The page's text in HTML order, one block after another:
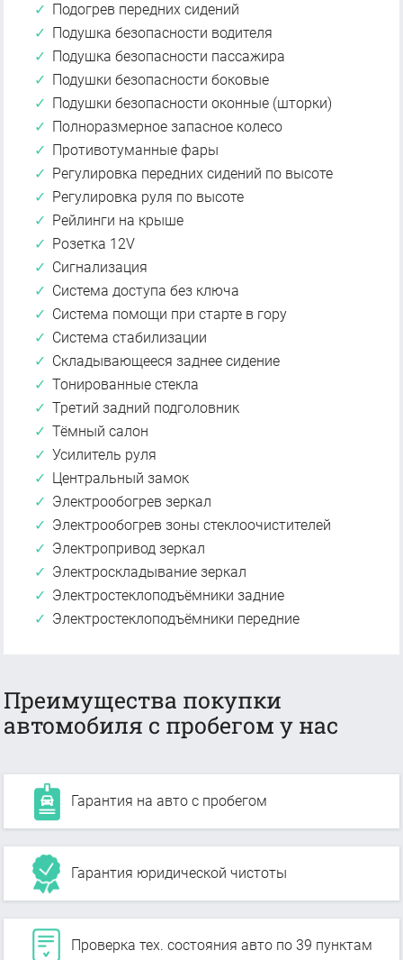
Подогрев передних сидений
Подушка безопасности водителя
Подушка безопасности пассажира
Подушки безопасности боковые
Подушки безопасности оконные (шторки)
Полноразмерное запасное колесо
Противотуманные фары
Регулировка передних сидений по высоте
Регулировка руля по высоте
Рейлинги на крыше
Розетка 12V
Сигнализация
Система доступа без ключа
Система помощи при старте в гору
Система стабилизации
Складывающееся заднее сидение
Тонированные стекла
Третий задний подголовник
Тёмный салон
Усилитель руля
Центральный замок
Электрообогрев зеркал
Электрообогрев зоны стеклоочистителей
Электропривод зеркал
Электроскладывание зеркал
Электростеклоподъёмники задние
Электростеклоподъёмники передние
Преимущества покупки
автомобиля с пробегом у нас
Гарантия на авто с пробегом
Гарантия юридической чистоты
Проверка тех. состояния авто по 39 пунктам